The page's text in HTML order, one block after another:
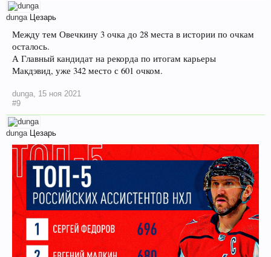
dunga Цезарь
Между тем Овечкину 3 очка до 28 места в истории по очкам
осталось.
А Главный кандидат на рекорда по итогам карьеры
Макдэвид, уже 342 место с 601 очком.
dunga 15 ноя 2021
#9
dunga Цезарь